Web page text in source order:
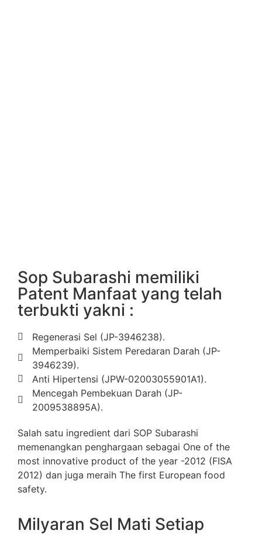
Sop Subarashi memiliki
Patent Manfaat yang telah
terbukti yakni :
Regenerasi Sel (JP-3946238).
Memperbaiki Sistem Peredaran Darah (JP-
3946239).
Anti Hipertensi (JPW-02003055901A1).
Mencegah Pembekuan Darah (JP-
2009538895A).
Salah satu ingredient dari SOP Subarashi
memenangkan penghargaan sebagai One of the
most innovative product of the year -2012 (FISA
2012) dan juga meraih The first European food
safety.
Milyaran Sel Mati Setiap